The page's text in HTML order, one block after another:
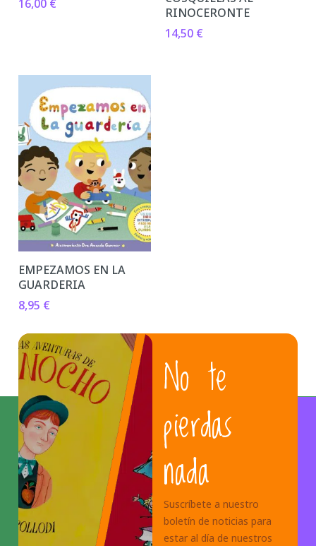
16,00 €
RINOCERONTE
14,50 €
EMPEZAMOS EN LA
GUARDERIA
8,95 €
No te
pierdas
nada
Suscríbete a nuestro
boletín de noticias para
estar al día de nuestros